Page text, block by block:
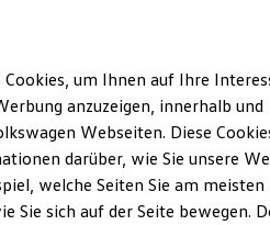
ID. Modelle
Winter
& Rechtliches)
um Ihnen auf Ihre
anzuzeigen, innerhalb und
Webseiten. Diese
darüber, wie Sie unsere
welche Seiten Sie am meisten
Sie sich auf der Seite bewegen.